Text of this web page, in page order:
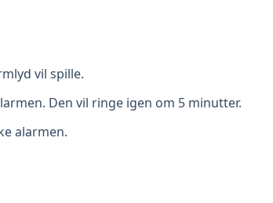
vil spille.
Den vil ringe igen om 5 minutter.
alarmen.